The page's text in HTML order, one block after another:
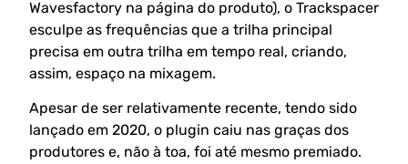
Wavesfactory na página do produto), o Trackspacer
esculpe as frequências que a trilha principal
precisa em outra trilha em tempo real, criando,
assim, espaço na mixagem.
Apesar de ser relativamente recente, tendo sido
lançado em 2020, o plugin caiu nas graças dos
produtores e, não à toa, foi até mesmo premiado.